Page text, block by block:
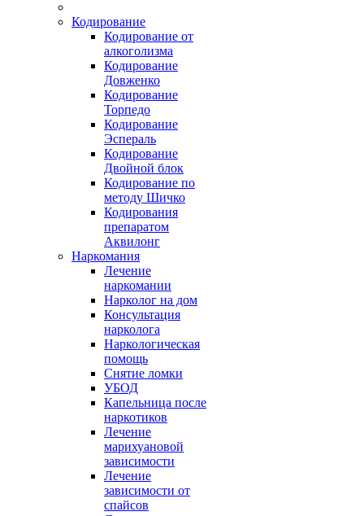
Кодирование
Кодирование от
алкоголизма
Кодирование
Довженко
Кодирование
Торпедо
Кодирование
Эспераль
Кодирование
Двойной блок
Кодирование по
методу Шичко
Кодирования
препаратом
Аквилонг
Наркомания
Лечение
наркомании
Нарколог на дом
Консультация
нарколога
Наркологическая
помощь
Снятие ломки
УБОД
Капельница после
наркотиков
Лечение
марихуановой
зависимости
Лечение
зависимости от
спайсов